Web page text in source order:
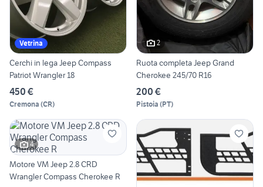
Vetrina
Cerchi in lega Jeep Compass
Patriot Wrangler 18
450 €
Cremona (CR)
2
Ruota completa Jeep Grand
Cherokee 245/70 R16
200 €
Pistoia (PT)
4
Motore VM Jeep 2.8 CRD
Wrangler Compass Cherokee R